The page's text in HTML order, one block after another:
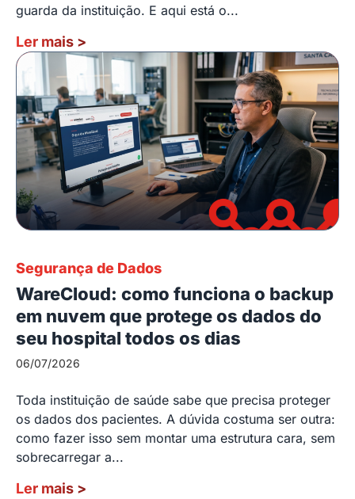
guarda da instituição. E aqui está o...
Ler mais >
Segurança de Dados
WareCloud: como funciona o backup
em nuvem que protege os dados do
seu hospital todos os dias
06/07/2026
Toda instituição de saúde sabe que precisa proteger
os dados dos pacientes. A dúvida costuma ser outra:
como fazer isso sem montar uma estrutura cara, sem
sobrecarregar a...
Ler mais >